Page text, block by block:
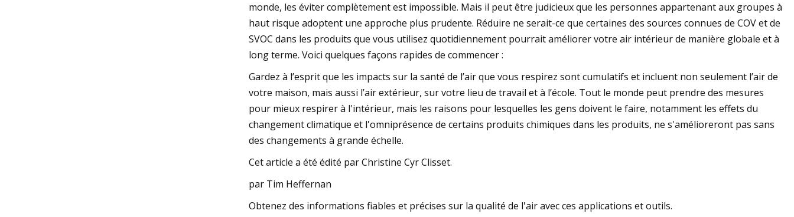
monde, les éviter complètement est impossible. Mais il peut être judicieux que les personnes appartenant aux groupes à
haut risque adoptent une approche plus prudente. Réduire ne serait-ce que certaines des sources connues de COV et de
SVOC dans les produits que vous utilisez quotidiennement pourrait améliorer votre air intérieur de manière globale et à
long terme. Voici quelques façons rapides de commencer :
Gardez à l’esprit que les impacts sur la santé de l’air que vous respirez sont cumulatifs et incluent non seulement l’air de
votre maison, mais aussi l’air extérieur, sur votre lieu de travail et à l’école. Tout le monde peut prendre des mesures
pour mieux respirer à l'intérieur, mais les raisons pour lesquelles les gens doivent le faire, notamment les effets du
changement climatique et l'omniprésence de certains produits chimiques dans les produits, ne s'amélioreront pas sans
des changements à grande échelle.
Cet article a été édité par Christine Cyr Clisset.
par Tim Heffernan
Obtenez des informations fiables et précises sur la qualité de l'air avec ces applications et outils.